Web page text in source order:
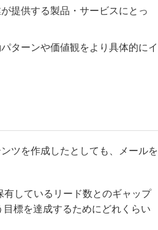
提供する製品・サービスにとっ
ターンや価値観をより具体的にイ
ツを作成したとしても、メールを
しているリード数とのギャップ
標を達成するためにどれくらい